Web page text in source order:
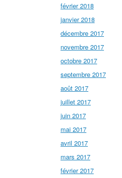
février 2018
janvier 2018
décembre 2017
novembre 2017
octobre 2017
septembre 2017
août 2017
juillet 2017
juin 2017
mai 2017
avril 2017
mars 2017
février 2017